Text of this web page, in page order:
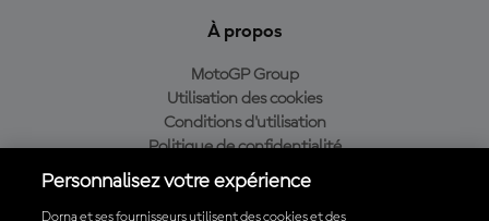
À propos
MotoGP Group
Utilisation des cookies
Conditions d'utilisation
Politique de confidentialité
Politique d’achat
Personnalisez votre expérience
Dorna et ses fournisseurs utilisent des cookies et des